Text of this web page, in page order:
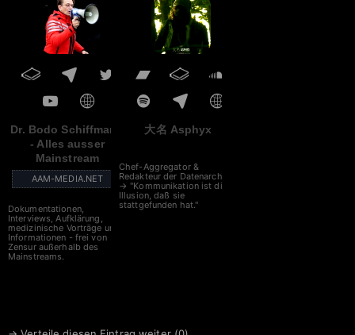
Dr. Bodo Schiffmann
- Alles ausser
Mainstream
AAM-MEDIA.NET
Dokumentationen,
Interviews, Aufklärung,
medizinische Vorträge und
Informationen - frei von
Zensur außerhalb des
Mainstreams.
大名 Asphyx
Chef-Aggregator &
Redakteur der Datenarche
→ "Kommunikation ist die
Illusion, daß sie
stattgefunden hat."